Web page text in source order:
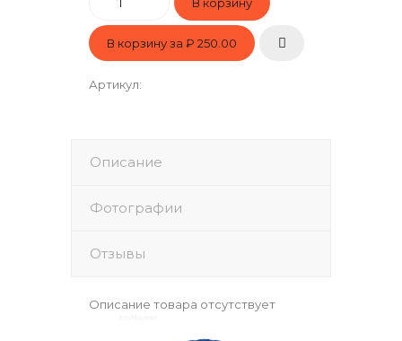
В корзину за ₽ 250.00
Артикул:
Описание
Фотографии
Отзывы
Описание товара отсутствует